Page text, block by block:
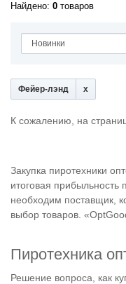
Найдено: 0 товаров
Фейер-лэнд
К сожалению, на
Закупка пиротехники
итоговая
необходим поставщик,
выбор товаров.
Пиротехника
Решение вопроса, как